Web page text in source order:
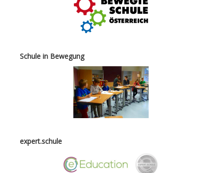
Schule in Bewegung
expert.schule